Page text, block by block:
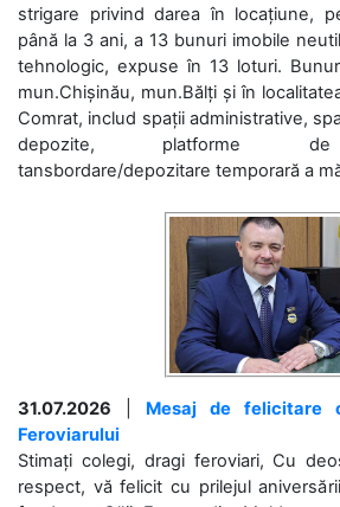
strigare privind darea în locațiune,
până la 3 ani, a 13 bunuri imobile
tehnologic, expuse în 13 loturi.
mun.Chișinău, mun.Bălți și în
Comrat, includ spații administrative,
depozite, platforme de
tansbordare/depozitare temporară a
31.07.2026
Mesaj de felicitare
Feroviarului
Stimați colegi, dragi feroviari, Cu
respect, vă felicit cu prilejul